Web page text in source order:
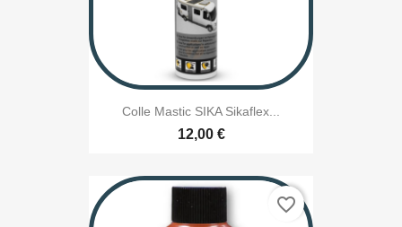
Colle Mastic SIKA Sikaflex...
12,00 €
favorite_border